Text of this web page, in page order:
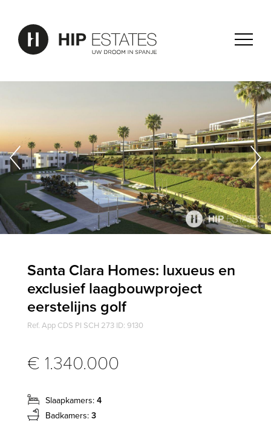
Santa Clara Homes: luxueus en
exclusief laagbouwproject
eerstelijns golf
Ref. App CDS PI SCH 273 ID: 9130
€ 1.340.000
Slaapkamers: 4
Badkamers: 3